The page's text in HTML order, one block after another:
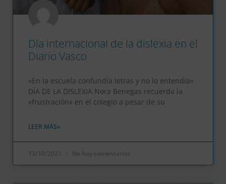
Día internacional de la dislexia en el
Diario Vasco
«En la escuela confundía letras y no lo entendía»
DÍA DE LA DISLEXIA Nora Benegas recuerda la
«frustración» en el colegio a pesar de su
LEER MÁS»
13/10/2021 No hay comentarios